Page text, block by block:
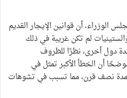
أن قوانين الإيجار القديم
لم تكن غريبة في ذلك
دول أخرى، نظرًا للظروف
أن الخطأ الأكبر تمثل في
لمدة نصف قرن، مما تسبب في تشوهات